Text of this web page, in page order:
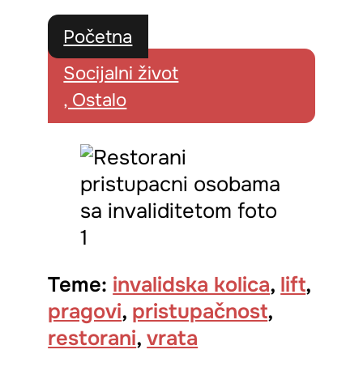
Početna
Socijalni život
, Ostalo
Teme: invalidska kolica, lift,
pragovi, pristupačnost,
restorani,vrata